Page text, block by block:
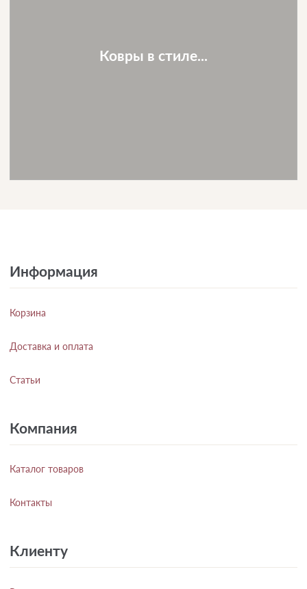
Ковры в стиле...
Информация
Корзина
Доставка и оплата
Статьи
Компания
Каталог товаров
Контакты
Клиенту